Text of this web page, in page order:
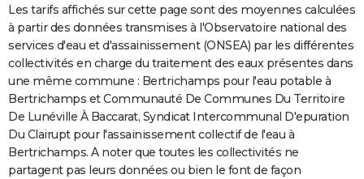
Les tarifs affichés sur cette page sont des moyennes calculées
à partir des données transmises à l'Observatoire national des
services d'eau et d'assainissement (ONSEA) par les différentes
collectivités en charge du traitement des eaux présentes dans
une même commune : Bertrichamps pour l'eau potable à
Bertrichamps et Communauté De Communes Du Territoire
De Lunéville À Baccarat, Syndicat Intercommunal D'epuration
Du Clairupt pour l'assainissement collectif de l'eau à
Bertrichamps. A noter que toutes les collectivités ne
partagent pas leurs données ou bien le font de façon